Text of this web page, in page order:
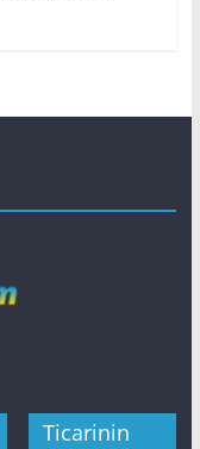
Ticarinin